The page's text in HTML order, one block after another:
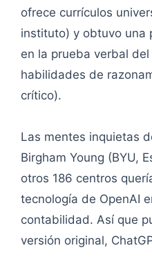
ofrece currículos
instituto) y obtuvo una
en la prueba verbal del
habilidades de
crítico).
Las mentes inquietas
Birgham Young (BYU,
otros 186 centros
tecnología de OpenAI
contabilidad. Así que
versión original,